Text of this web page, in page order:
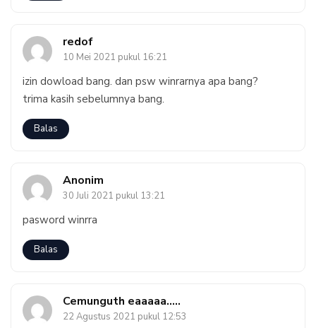
redof
10 Mei 2021 pukul 16:21
izin dowload bang. dan psw winrarnya apa bang?
trima kasih sebelumnya bang.
Balas
Anonim
30 Juli 2021 pukul 13:21
pasword winrra
Balas
Cemunguth eaaaaa.....
22 Agustus 2021 pukul 12:53